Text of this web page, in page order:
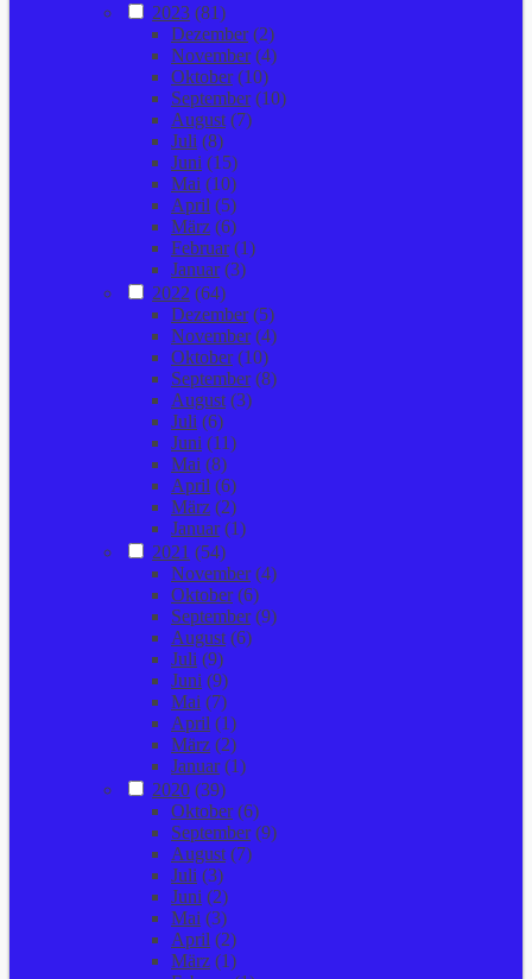
2023 (81)
Dezember(2)
November(4)
Oktober(10)
September(10)
August (7)
Juli (8)
Juni (15)
Mai (10)
April (5)
März (6)
Februar(1)
Januar(3)
2022 (64)
Dezember(5)
November(4)
Oktober(10)
September(8)
August (3)
Juli (6)
Juni (11)
Mai (8)
April (6)
März (2)
Januar(1)
2021 (54)
November(4)
Oktober(6)
September(9)
August (6)
Juli (9)
Juni (9)
Mai (7)
April (1)
März (2)
Januar(1)
2020 (39)
Oktober(6)
September(9)
August (7)
Juli (3)
Juni (2)
Mai (3)
April (2)
März (1)